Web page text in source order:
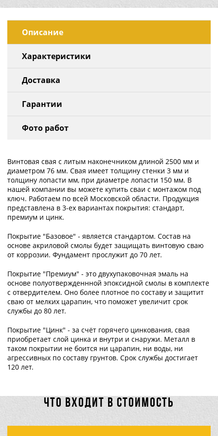
Описание
Характеристики
Доставка
Гарантии
Фото работ
Винтовая свая с литым наконечником длиной 2500 мм и
диаметром 76 мм. Свая имеет толщину стенки 3 мм и
толщину лопасти мм, при диаметре лопасти 150 мм. В
нашей компании вы можете купить сваи с монтажом под
ключ. Работаем по всей Московской области. Продукция
представлена в 3-ех вариантах покрытия: стандарт,
премиум и цинк.
Покрытие "Базовое" - является стандартом. Состав на
основе акриловой смолы будет защищать винтовую сваю
от коррозии. Фундамент прослужит до 70 лет.
Покрытие "Премиум" - это двухупаковочная эмаль на
основе полуотвержденнной эпоксидной смолы в комплекте
с отвердителем. Оно более плотное по составу и защитит
сваю от мелких царапин, что поможет увеличит срок
службы до 80 лет.
Покрытие "Цинк" - за счёт горячего цинкования, свая
приобретает слой цинка и внутри и снаружи. Металл в
таком покрытии не боится ни царапин, ни воды, ни
агрессивных по составу грунтов. Срок службы достигает
120 лет.
ЧТО ВХОДИТ В СТОИМОСТЬ